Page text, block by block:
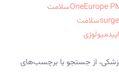
OneEurope
سلامت
سلامت
اپیدمیولوژی
از جستجو یا برچسب‌های